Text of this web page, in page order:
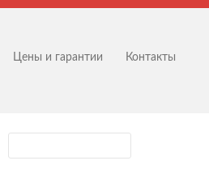
Цены и гарантии Контакты